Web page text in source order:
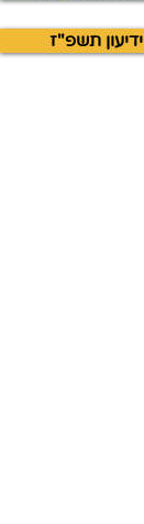
ידיעון תשפ"ז